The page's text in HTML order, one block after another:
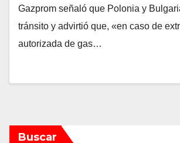
Gazprom señaló que Polonia y
tránsito y advirtió que, «en caso de
autorizada de gas…
Buscar